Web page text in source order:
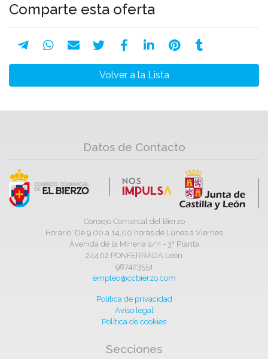
Comparte esta oferta
Volver a la Lista
Datos de Contacto
Consejo Comarcal del Bierzo
Horario: De 9,00 a 14,00 horas de Lunes a Viernes
Avenida de la Minería s/n - 3ª Planta
24402 PONFERRADA León
987423551
empleo@ccbierzo.com
Política de privacidad
Aviso legal
Política de cookies
Secciones